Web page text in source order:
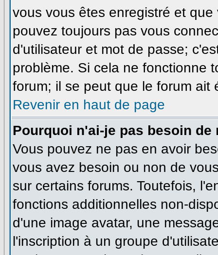
vous vous êtes enregistré et
pouvez toujours pas vous
d'utilisateur et mot de passe;
problème. Si cela ne fonctionne
forum; il se peut que le forum ait
Revenir en haut de page
Pourquoi n'ai-je pas besoin de
Vous pouvez ne pas en avoir
vous avez besoin ou non de
sur certains forums. Toutefois,
fonctions additionnelles non-
d'une image avatar, une
l'inscription à un groupe